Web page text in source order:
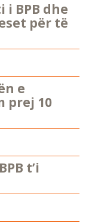
i BPB dhe
për të
e
prej 10
t’i